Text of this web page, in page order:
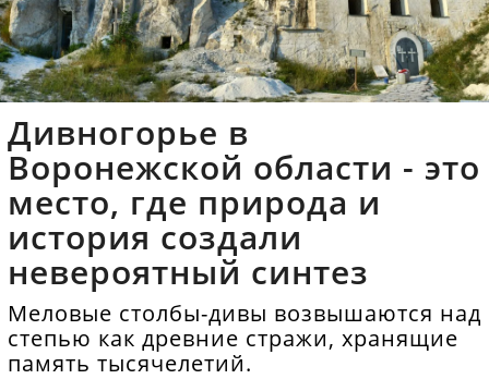
Дивногорье в
Воронежской области - это
место, где природа и
история создали
невероятный синтез
Меловые столбы-дивы возвышаются над
степью как древние стражи, хранящие
память тысячелетий.